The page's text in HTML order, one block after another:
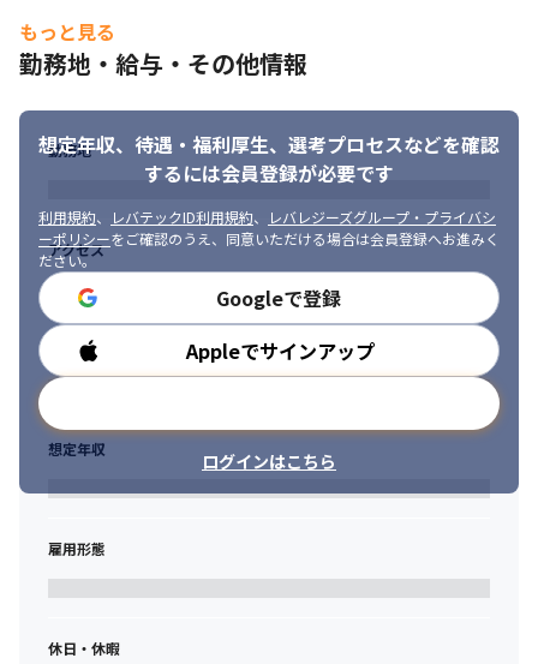
・各ステークホルダー（事業戦略やビジネス企画、営業、CSなど
の他の部門や開発チーム）との調整
・開発管理、変更管理などのルール策定や見直し
・プロジェクト成果物の定義やテンプレート化、開発者への落と
し込み
・プロジェクトオーナーやステークホルダーへの進捗報告（レポ
ート）
■過去の主なプロジェクト
・顧客本人確認システム構築
・加盟店請求管理システム構築
・キャンペーン管理システム構築
・顧客管理システム導入
・企業マスタ管理システム構築
・審査自動化AIの導入
・カスタマーサポート向けAIの導入、その他開発案件多数
トを自動化するためにデータ構造を整理し、適切な技術で自動化
できるスキル
PayPay 5 sensesに当てはまる方
（https://speakerdeck.com/paypaycorporation/paypay5sens
もっと見る
勤務地・給与・その他情報
想定年収、待遇・福利厚生、 選考プロセスなどを確認
するには会員登録が必要です
利用規約、 レバテックID利用規約、
レバレジーズグループ・プライバシ
ーポリシーをご確認のうえ、同意いただける場合は会員登録へお進みく
ださい。
Googleで登録
Appleでサインアップ
ログインはこちら
勤務地
アクセス
勤務時間
想定年収
雇用形態
休日・休暇